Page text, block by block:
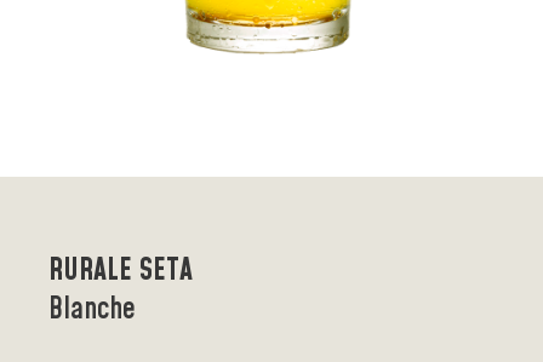
RURALE SETA
Blanche